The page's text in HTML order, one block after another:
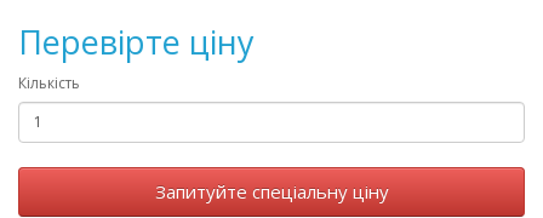
Перевірте ціну
Кількість
Запитуйте спеціальну ціну